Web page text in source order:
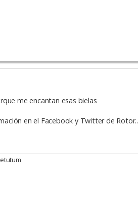
me encantan esas bielas
en el Facebook y Twitter de Rotor..